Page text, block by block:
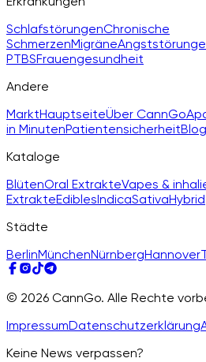
SchlafstörungenChronische
SchmerzenMigräne
PTBSFrauengesundheit
Andere
MarktHauptseiteÜber CannGo
in MinutenPatientensicherheitBlog
Kataloge
BlütenOral ExtrakteVapes &
ExtrakteEdiblesIndicaSativaHybrid
Städte
BerlinMünchenNürnbergHannover
© 2026 CannGo. Alle Rechte
ImpressumDatenschutzerklärung
Keine News verpassen?